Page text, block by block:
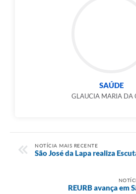
SAÚDE
GLAUCIA MARIA DA
NOTÍCIA MAIS RECENTE
São José da Lapa realiza
REURB avança em